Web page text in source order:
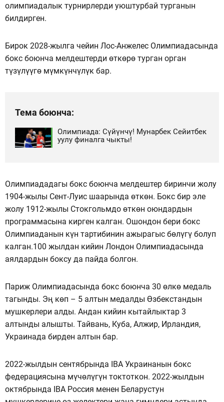
олимпиадалык турнирлерди уюштурбай турганын
билдирген.
Бирок 2028-жылга чейин Лос-Анжелес Олимпиадасында
бокс боюнча мелдештерди өткөрө турган орган
түзүлүүгө мүмкүнчүлүк бар.
Тема боюнча:
Олимпиада: Сүйүнчү! Мунарбек Сейитбек
уулу финалга чыкты!
Олимпиададагы бокс боюнча мелдештер биринчи жолу
1904-жылы Сент-Луис шаарында өткөн. Бокс бир эле
жолу 1912-жылы Стокгольмдо өткөн оюндардын
программасына кирген калган. Ошондон бери бокс
Олимпиаданын күн тартибинин ажырагыс бөлүгү болуп
калган.100 жылдан кийин Лондон Олимпиадасында
аялдардын боксу да пайда болгон.
Париж Олимпиадасында бокс боюнча 30 өлкө медаль
тагынды. Эң көп – 5 алтын медалды Өзбекстандын
мушкерлери алды. Андан кийин кытайлыктар 3
алтынды алышты. Тайвань, Куба, Алжир, Ирландия,
Украинада бирден алтын бар.
2022-жылдын сентябрында IBA Украинанын бокс
федерациясына мүчөлүгүн токтоткон. 2022-жылдын
октябрында IBA Россия менен Беларустун